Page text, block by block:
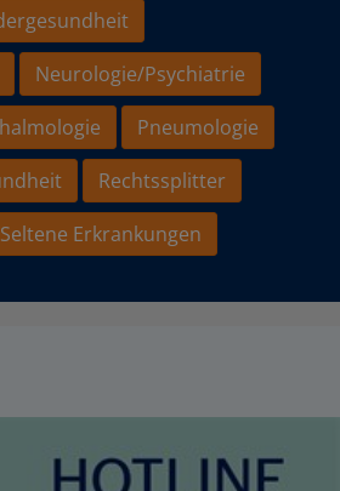
Neurologie/Psychiatrie
Pneumologie
Rechtssplitter
Seltene Erkrankungen